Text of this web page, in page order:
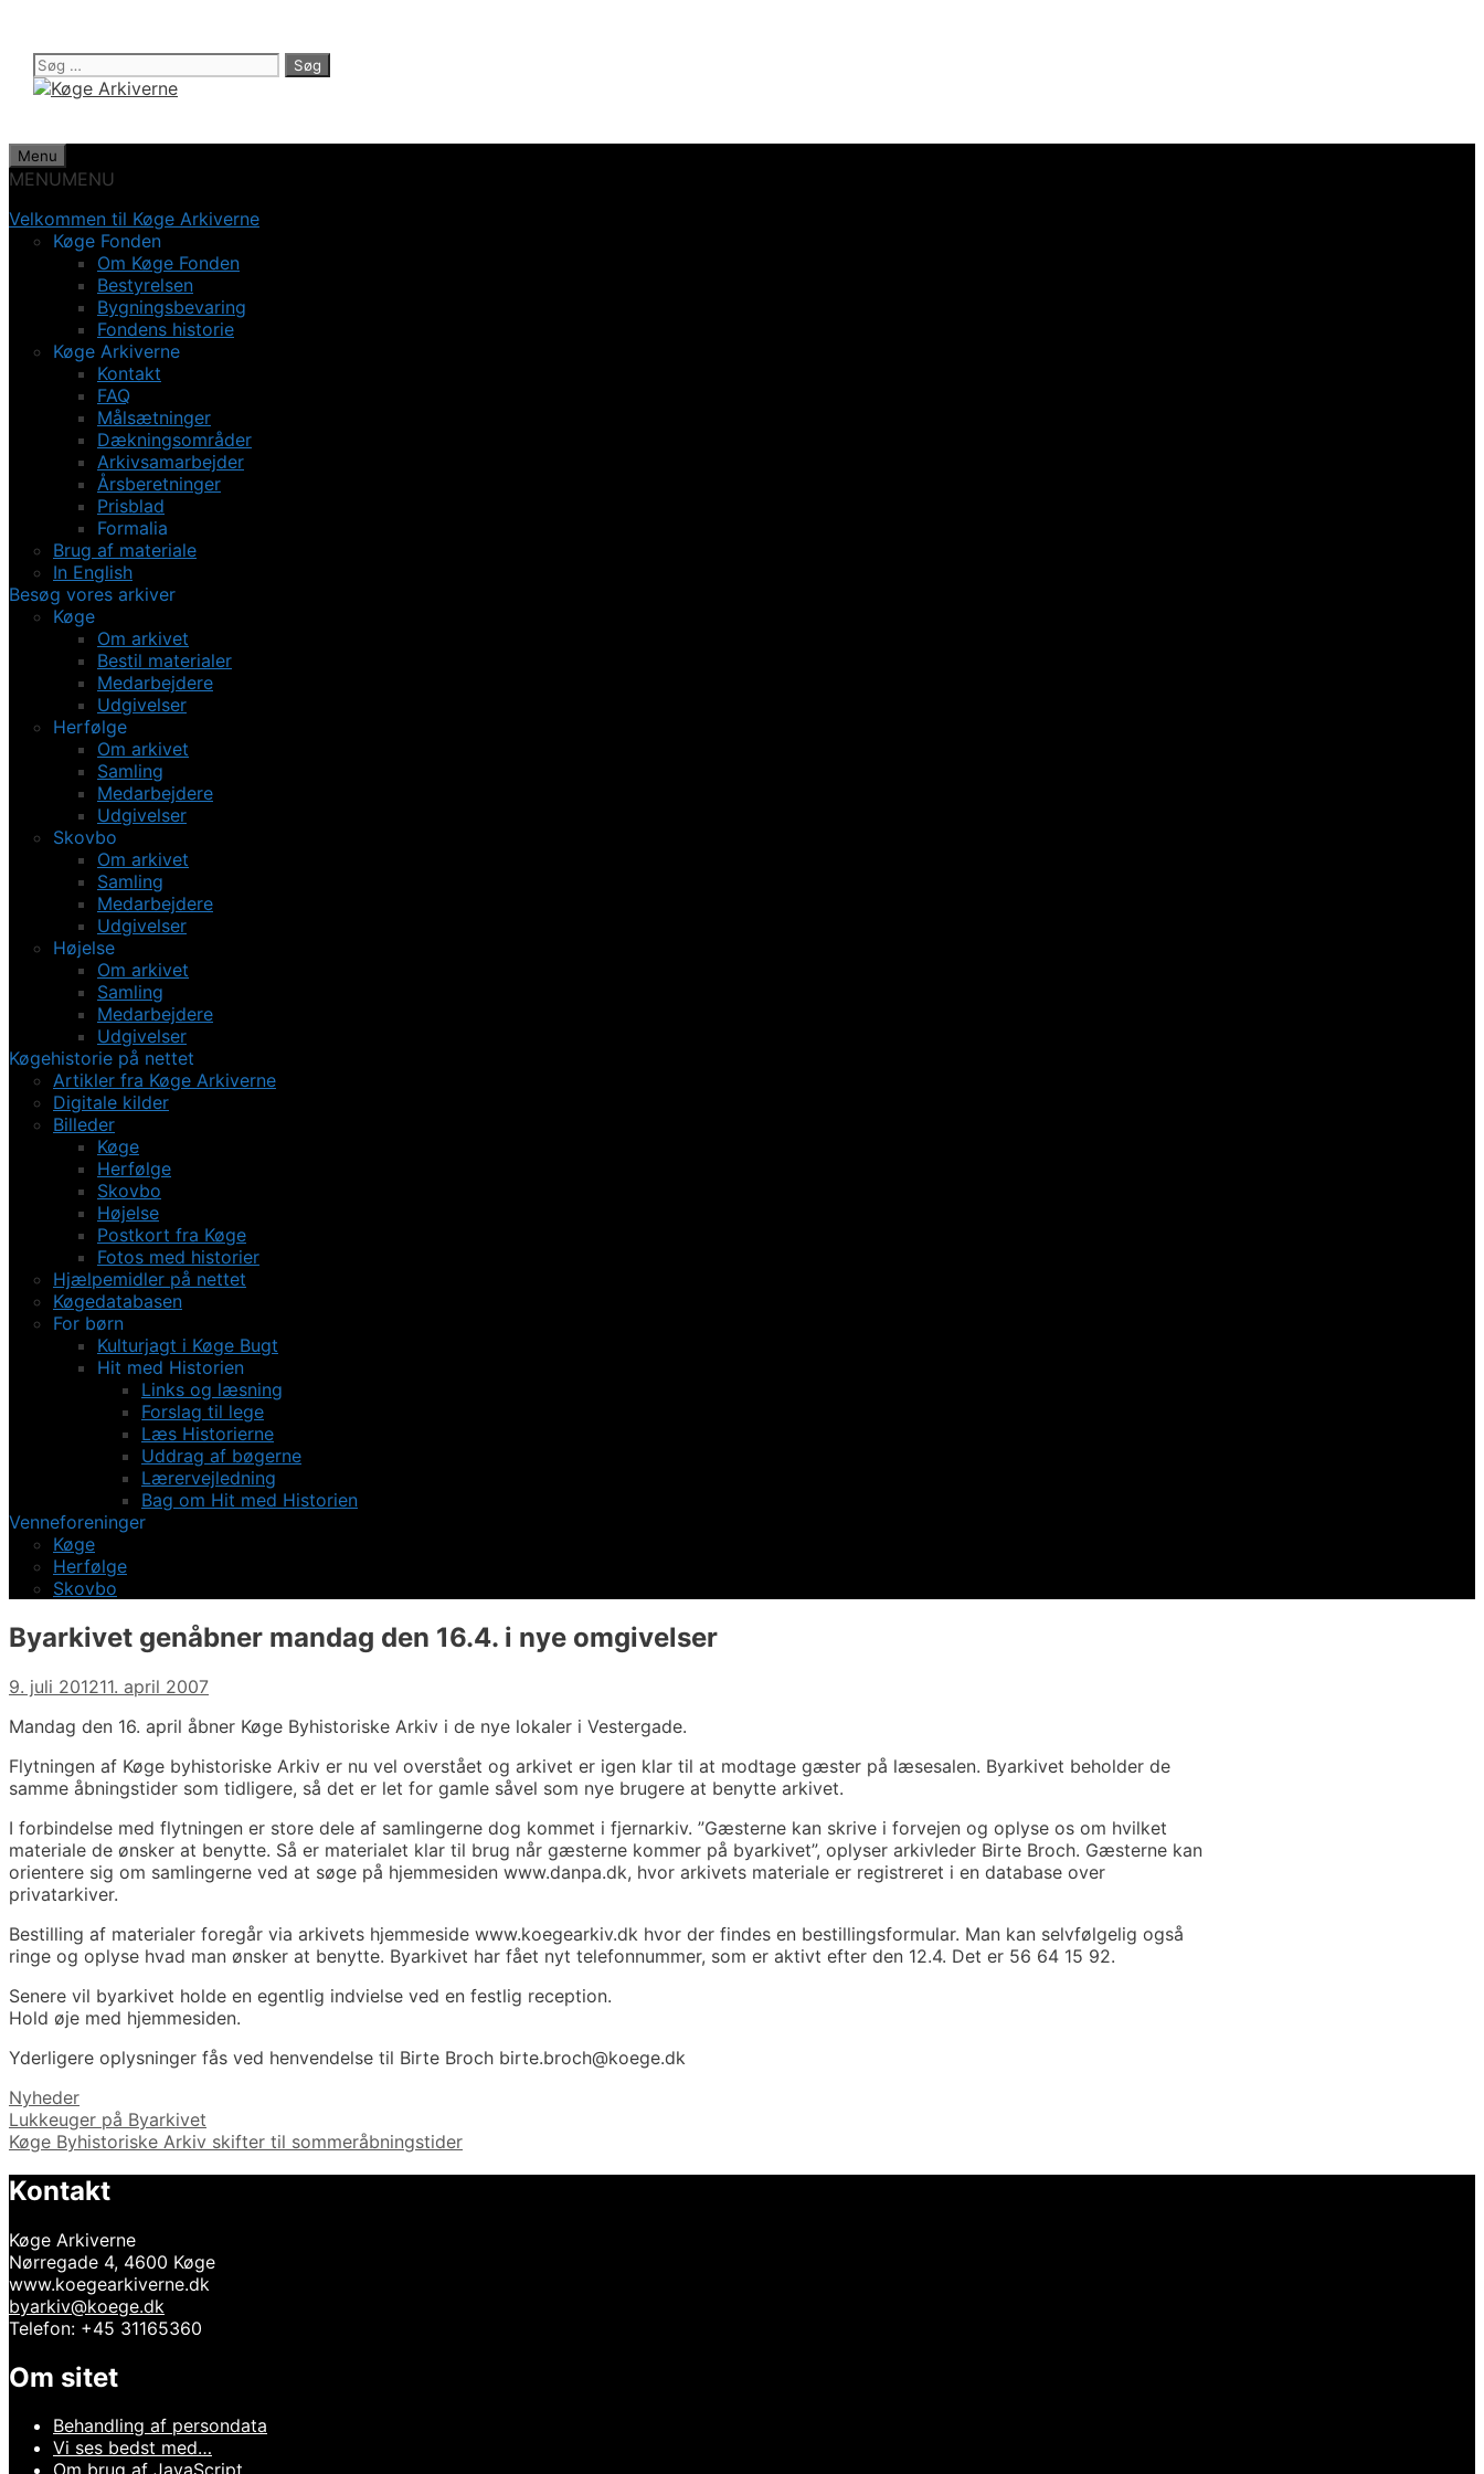
indhold
Søg
efter:
Menu
MENUMENU
Velkommen til Køge Arkiverne
Køge Fonden
Om Køge Fonden
Bestyrelsen
Bygningsbevaring
Fondens historie
Køge Arkiverne
Kontakt
FAQ
Målsætninger
Dækningsområder
Arkivsamarbejder
Årsberetninger
Prisblad
Formalia
Brug af materiale
In English
Besøg vores arkiver
Køge
Om arkivet
Bestil materialer
Medarbejdere
Udgivelser
Herfølge
Om arkivet
Samling
Medarbejdere
Udgivelser
Skovbo
Om arkivet
Samling
Medarbejdere
Udgivelser
Højelse
Om arkivet
Samling
Medarbejdere
Udgivelser
Køgehistorie på nettet
Artikler fra Køge Arkiverne
Digitale kilder
Billeder
Køge
Herfølge
Skovbo
Højelse
Postkort fra Køge
Fotos med historier
Hjælpemidler på nettet
Køgedatabasen
For børn
Kulturjagt i Køge Bugt
Hit med Historien
Links og læsning
Forslag til lege
Læs Historierne
Uddrag af bøgerne
Lærervejledning
Bag om Hit med Historien
Venneforeninger
Køge
Herfølge
Skovbo
Byarkivet genåbner mandag den 16.4. i nye omgivelser
9. juli 201211. april 2007
Mandag den 16. april åbner Køge Byhistoriske Arkiv i de nye lokaler i Vestergade.
Flytningen af Køge byhistoriske Arkiv er nu vel overstået og arkivet er igen klar til at modtage gæster på læsesalen. Byarkivet beholder de
samme åbningstider som tidligere, så det er let for gamle såvel som nye brugere at benytte arkivet.
I forbindelse med flytningen er store dele af samlingerne dog kommet i fjernarkiv. ”Gæsterne kan skrive i forvejen og oplyse os om hvilket
materiale de ønsker at benytte. Så er materialet klar til brug når gæsterne kommer på byarkivet”, oplyser arkivleder Birte Broch. Gæsterne kan
orientere sig om samlingerne ved at søge på hjemmesiden www.danpa.dk, hvor arkivets materiale er registreret i en database over
privatarkiver.
Bestilling af materialer foregår via arkivets hjemmeside www.koegearkiv.dk hvor der findes en bestillingsformular. Man kan selvfølgelig også
ringe og oplyse hvad man ønsker at benytte. Byarkivet har fået nyt telefonnummer, som er aktivt efter den 12.4. Det er 56 64 15 92.
Senere vil byarkivet holde en egentlig indvielse ved en festlig reception.
Hold øje med hjemmesiden.
Yderligere oplysninger fås ved henvendelse til Birte Broch birte.broch@koege.dk
Kategorier
Nyheder
Indlægsnavigation
Lukkeuger på Byarkivet
Køge Byhistoriske Arkiv skifter til sommeråbningstider
Kontakt
Køge Arkiverne
Nørregade 4, 4600 Køge
www.koegearkiverne.dk
byarkiv@koege.dk
Telefon: +45 31165360
Om sitet
Behandling af persondata
Vi ses bedst med…